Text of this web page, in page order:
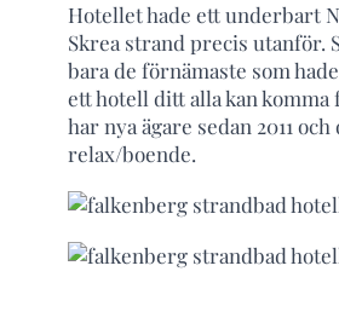
Hotellet hade ett underbart
Skrea strand precis utanför.
bara de förnämaste som
ett hotell ditt alla kan
har nya ägare sedan 2011
relax/boende.